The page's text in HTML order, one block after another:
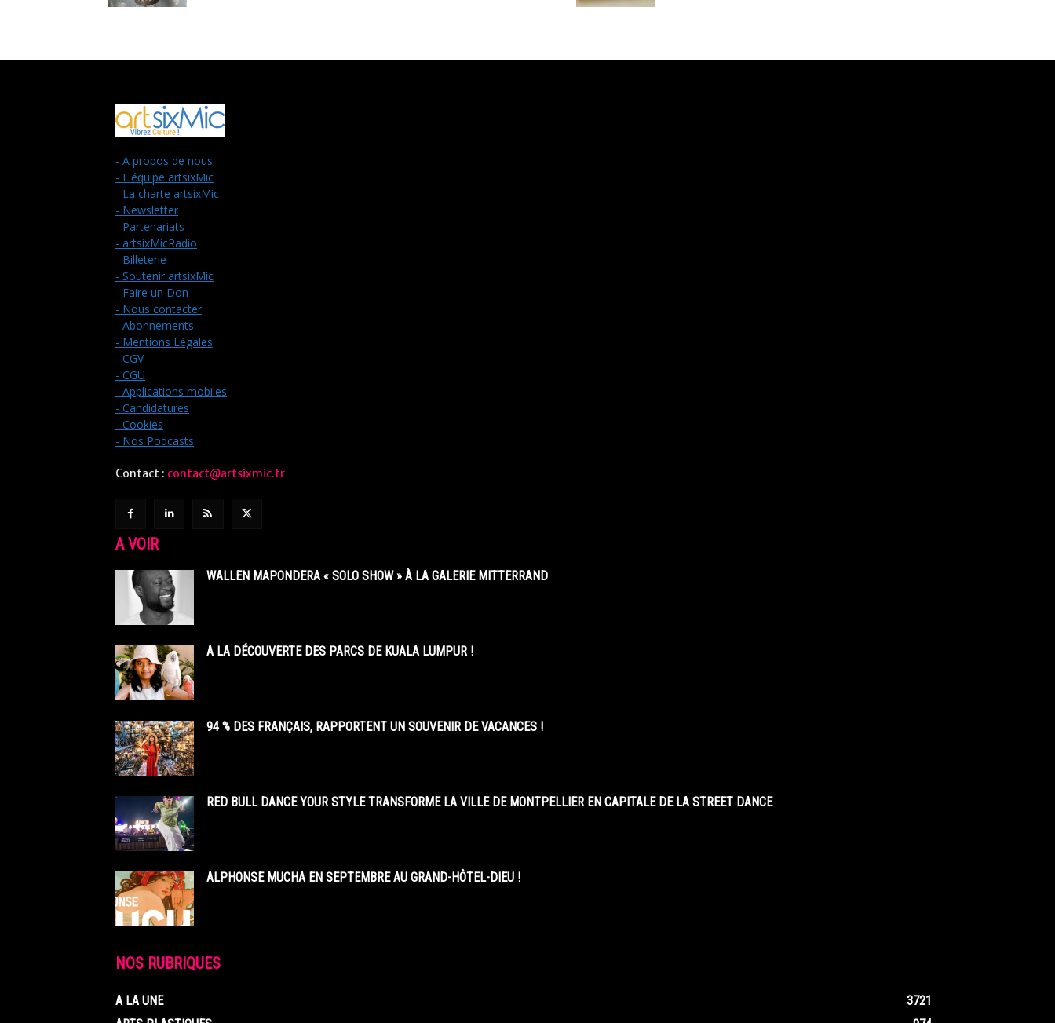
- A propos de nous
- L'équipe artsixMic
- La charte artsixMic
- Newsletter
- Partenariats
- artsixMicRadio
- Billeterie
- Soutenir artsixMic
- Faire un Don
- Nous contacter
- Abonnements
- Mentions Légales
- CGV
- CGU
- Applications mobiles
- Candidatures
- Cookies
- Nos Podcasts
Contact : contact@artsixmic.fr
A VOIR
WALLEN MAPONDERA « SOLO SHOW » À LA GALERIE MITTERRAND
A LA DÉCOUVERTE DES PARCS DE KUALA LUMPUR !
94 % DES FRANÇAIS, RAPPORTENT UN SOUVENIR DE VACANCES !
RED BULL DANCE YOUR STYLE TRANSFORME LA VILLE DE MONTPELLIER EN CAPITALE DE LA STREET DANCE
ALPHONSE MUCHA EN SEPTEMBRE AU GRAND-HÔTEL-DIEU !
NOS RUBRIQUES
A LA UNE
3721